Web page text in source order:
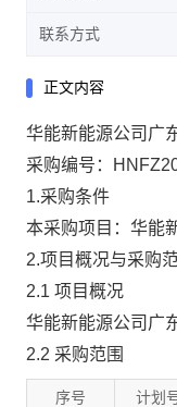
联系方式
正文内容
华能新能源公司广
采购编号：
1.采购条件
本采购项目：华能
2.项目概况与采购
2.1 项目概况
华能新能源公司广
2.2 采购范围
序号 计划